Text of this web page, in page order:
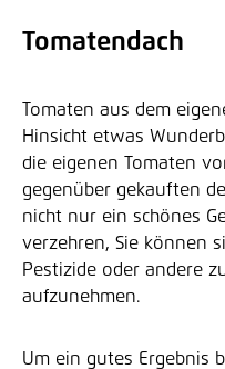
Tomatendach
Tomaten aus dem
Hinsicht etwas
die eigenen Tomaten
gegenüber gekauften
nicht nur ein schönes
verzehren, Sie können
Pestizide oder andere
aufzunehmen.
Um ein gutes Ergebnis